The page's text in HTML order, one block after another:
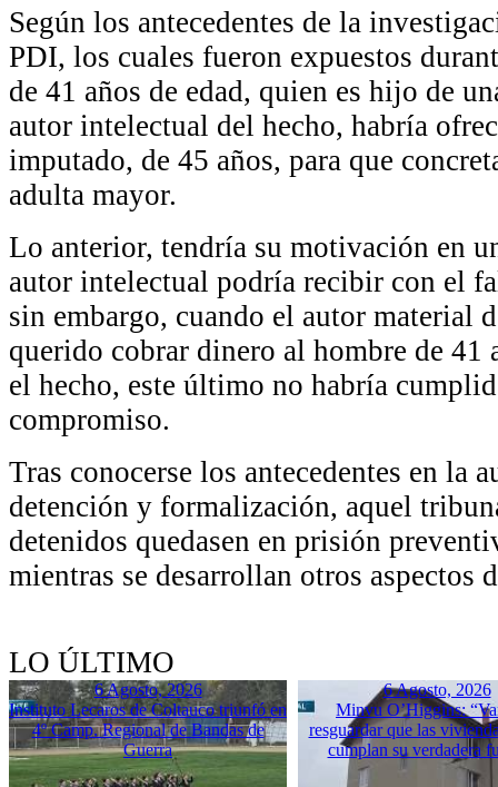
Según los antecedentes de la
PDI, los cuales fueron expuestos
de 41 años de edad, quien es hijo de
autor intelectual del hecho, habría
imputado, de 45 años, para que
adulta mayor.
Lo anterior, tendría su motivación en
autor intelectual podría recibir con el
sin embargo, cuando el autor material
querido cobrar dinero al hombre de 41
el hecho, este último no habría
compromiso.
Tras conocerse los antecedentes en la
detención y formalización, aquel
detenidos quedasen en prisión
mientras se desarrollan otros aspectos
LO ÚLTIMO
6 Agosto, 2026
Instituto Lecaros de Coltauco triunfó en
4º Camp. Regional de Bandas de
Guerra
6 Agosto, 2026
Minvu O’Higgins:
resguardar que las
cumplan su verdadera